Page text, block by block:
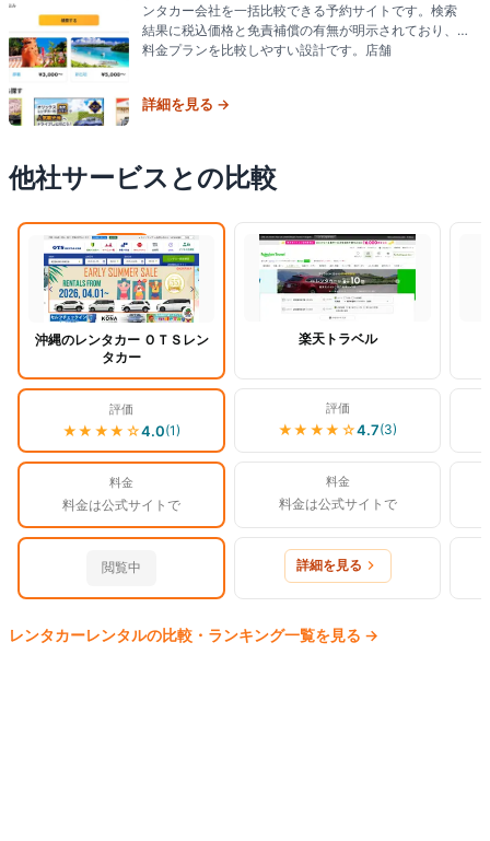
ンタカー会社を一括比較できる予約サイトです。検索
結果に税込価格と免責補償の有無が明示されており、
料金プランを比較しやすい設計です。店舗
詳細を見る →
他社サービスとの比較
閲覧中
沖縄のレンタカー ＯＴＳレン
タカー
楽天トラベル
評価
★★★★ ☆4.0(1)
評価
★★★★ ☆4.7(3)
料金
料金は公式サイトで
料金
料金は公式サイトで
閲覧中 詳細を見る
レンタカーレンタルの比較・ランキング一覧を見る →